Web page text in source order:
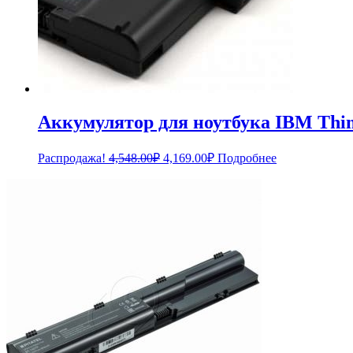
Аккумулятор для ноутбука IBM
Распродажа! 4,548.00₽ Первоначальная
4,169.00₽Текущая
цена:
Подробнее